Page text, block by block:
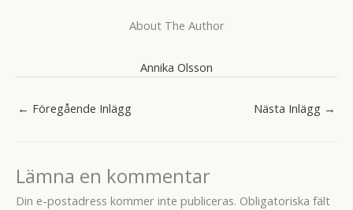
About The Author
Annika Olsson
← Föregående Inlägg Nästa Inlägg →
Lämna en kommentar
Din e-postadress kommer inte publiceras. Obligatoriska fält